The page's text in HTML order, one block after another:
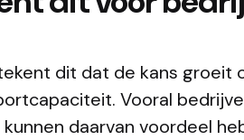
dit dat de kans groeit
Vooral
daarvan voordeel